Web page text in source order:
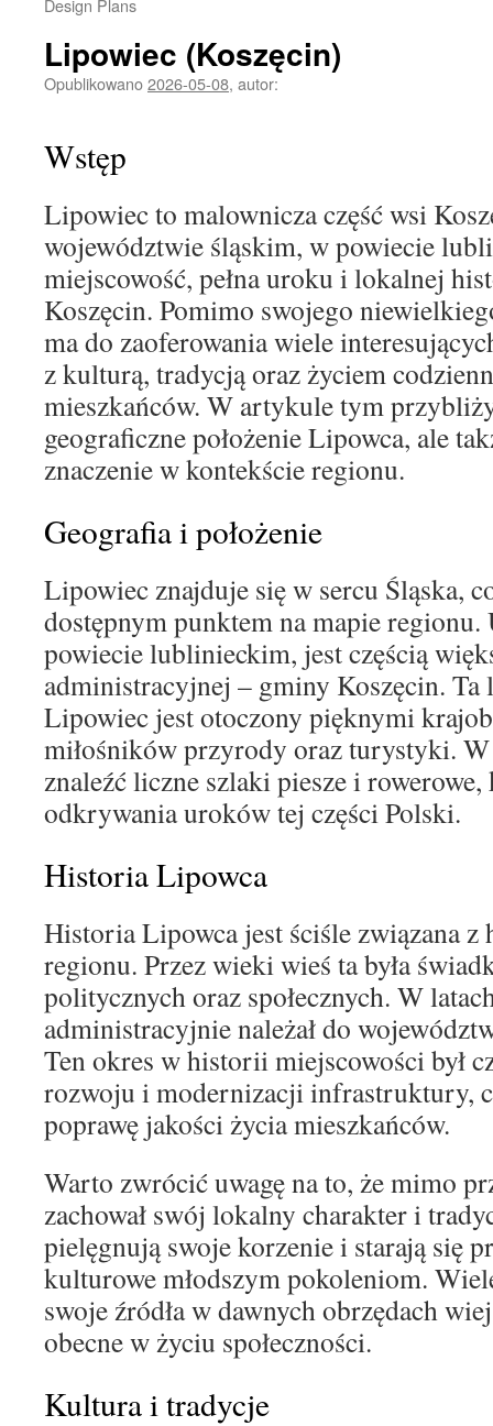
Design Plans
Lipowiec (Koszęcin)
Opublikowano2026-05-08, autor:
Wstęp
Lipowiec to malownicza część wsi
województwie śląskim, w powiecie
miejscowość, pełna uroku i lokalnej
Koszęcin. Pomimo swojego
ma do zaoferowania wiele
z kulturą, tradycją oraz życiem
mieszkańców. W artykule tym
geograficzne położenie Lipowca, ale
znaczenie w kontekście regionu.
Geografia i położenie
Lipowiec znajduje się w sercu Śląska,
dostępnym punktem na mapie regionu.
powiecie lublinieckim, jest częścią
administracyjnej – gminy Koszęcin. Ta
Lipowiec jest otoczony pięknymi
miłośników przyrody oraz turystyki.
znaleźć liczne szlaki piesze i rowerowe,
odkrywania uroków tej części Polski.
Historia Lipowca
Historia Lipowca jest ściśle związana z
regionu. Przez wieki wieś ta była
politycznych oraz społecznych. W
administracyjnie należał do
Ten okres w historii miejscowości był
rozwoju i modernizacji infrastruktury,
poprawę jakości życia mieszkańców.
Warto zwrócić uwagę na to, że mimo
zachował swój lokalny charakter i
pielęgnują swoje korzenie i starają się
kulturowe młodszym pokoleniom.
swoje źródła w dawnych obrzędach
obecne w życiu społeczności.
Kultura i tradycje